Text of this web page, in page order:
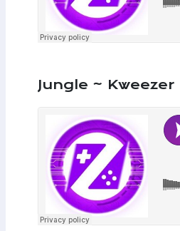
Jungle ~ Kweezer